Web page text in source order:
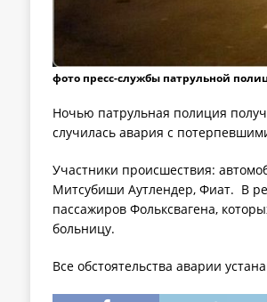
фото пресс-службы патрульной
Ночью патрульная полиция
случилась авария с
Участники происшествия:
Митсубиши Аутлeндeр, Фиат. В
пассажиров Фольксвагeна,
больницу.
Все обстоятельства аварии